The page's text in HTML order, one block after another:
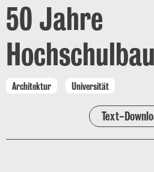
50 Jahre
Architektur Universität
Text-